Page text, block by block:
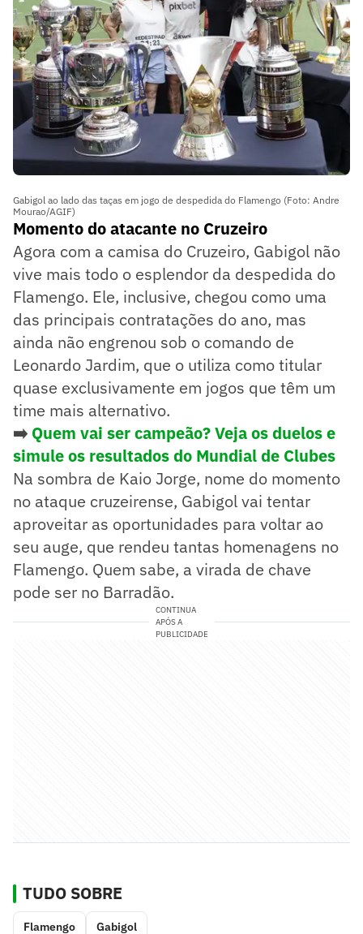
Gabigol ao lado das taças em jogo de despedida do Flamengo (Foto: Andre
Mourao/AGIF)
Momento do atacante no Cruzeiro
Agora com a camisa do Cruzeiro, Gabigol não
vive mais todo o esplendor da despedida do
Flamengo. Ele, inclusive, chegou como uma
das principais contratações do ano, mas
ainda não engrenou sob o comando de
Leonardo Jardim, que o utiliza como titular
quase exclusivamente em jogos que têm um
time mais alternativo.
➡️ Quem vai ser campeão? Veja os duelos e
simule os resultados do Mundial de Clubes
Na sombra de Kaio Jorge, nome do momento
no ataque cruzeirense, Gabigol vai tentar
aproveitar as oportunidades para voltar ao
seu auge, que rendeu tantas homenagens no
Flamengo. Quem sabe, a virada de chave
pode ser no Barradão.
CONTINUA
APÓS A
PUBLICIDADE
TUDO SOBRE
Flamengo Gabigol